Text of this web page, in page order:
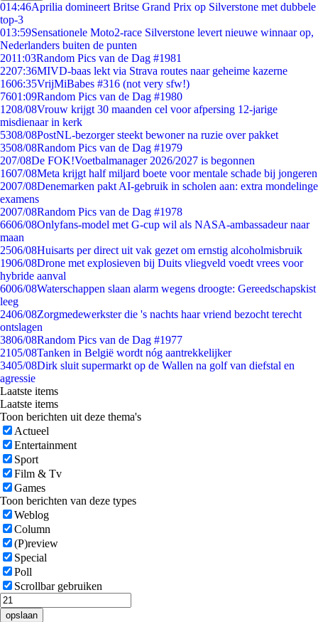
014:46Aprilia domineert Britse Grand Prix op Silverstone met dubbele
top-3
013:59Sensationele Moto2-race Silverstone levert nieuwe winnaar op,
Nederlanders buiten de punten
2011:03Random Pics van de Dag #1981
2207:36MIVD-baas lekt via Strava routes naar geheime kazerne
1606:35VrijMiBabes #316 (not very sfw!)
7601:09Random Pics van de Dag #1980
1208/08Vrouw krijgt 30 maanden cel voor afpersing 12-jarige
misdienaar in kerk
5308/08PostNL-bezorger steekt bewoner na ruzie over pakket
3508/08Random Pics van de Dag #1979
207/08De FOK!Voetbalmanager 2026/2027 is begonnen
1607/08Meta krijgt half miljard boete voor mentale schade bij jongeren
2007/08Denemarken pakt AI-gebruik in scholen aan: extra mondelinge
examens
2007/08Random Pics van de Dag #1978
6606/08Onlyfans-model met G-cup wil als NASA-ambassadeur naar
maan
2506/08Huisarts per direct uit vak gezet om ernstig alcoholmisbruik
1906/08Drone met explosieven bij Duits vliegveld voedt vrees voor
hybride aanval
6006/08Waterschappen slaan alarm wegens droogte: Gereedschapskist
leeg
2406/08Zorgmedewerkster die 's nachts haar vriend bezocht terecht
ontslagen
3806/08Random Pics van de Dag #1977
2105/08Tanken in België wordt nóg aantrekkelijker
3405/08Dirk sluit supermarkt op de Wallen na golf van diefstal en
agressie
Laatste items
Laatste items
Toon berichten uit deze thema's
Actueel
Entertainment
Sport
Film & Tv
Games
Toon berichten van deze types
Weblog
Column
(P)review
Special
Poll
Scrollbar gebruiken
opslaan